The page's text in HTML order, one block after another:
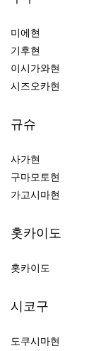
미에현
기후현
이시가와현
시즈오카현
규슈
사가현
구마모토현
가고시마현
홋카이도
홋카이도
시코구
도쿠시마현